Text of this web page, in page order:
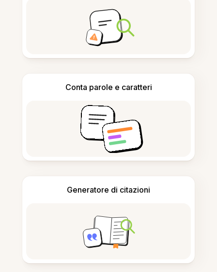
Conta parole e caratteri
Generatore di citazioni